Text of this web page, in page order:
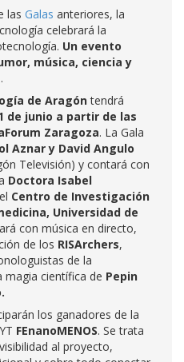
las Galas anteriores, la
celebrará la
Un evento
música, ciencia y
.
de Aragóntendrá
de junio a partir de las
Zaragoza. La Gala
Aznar y David Angulo
Televisión) y contará con
Doctora Isabel
Centro de Investigación
Universidad de
con música en directo,
de los RISArchers,
de la
magia científica de Pepin
los ganadores de la
FEnanoMENOS. Se trata
al proyecto,